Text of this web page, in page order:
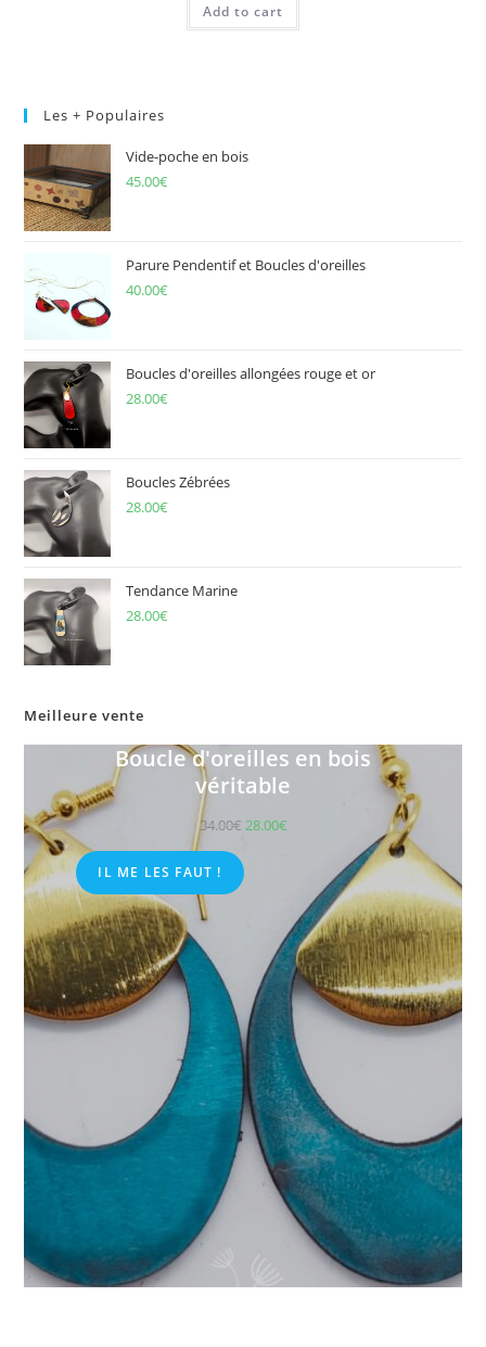
Add to cart
Les + Populaires
Vide-poche en bois
45.00€
Parure Pendentif et Boucles d'oreilles
40.00€
Boucles d'oreilles allongées rouge et or
28.00€
Boucles Zébrées
28.00€
Tendance Marine
28.00€
Meilleure vente
Boucle d'oreilles en bois
véritable
34.00€ 28.00€
IL ME LES FAUT !